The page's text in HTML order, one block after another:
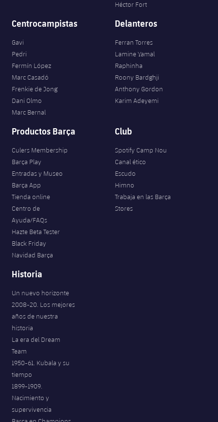
Héctor Fort
Centrocampistas
Gavi
Pedri
Fermín López
Marc Casadó
Frenkie de Jong
Dani Olmo
Marc Bernal
Delanteros
Ferran Torres
Lamine Yamal
Raphinha
Roony Bardghji
Anthony Gordon
Karim Adeyemi
Productos Barça
Culers Membership
Barça Play
Entradas y Museo
Barça App
Tienda online
Centro de
Ayuda/FAQs
Hazte Beta Tester
Black Friday
Navidad Barça
Club
Spotify Camp Nou
Canal ético
Escudo
Himno
Trabaja en las Barça
Stores
Historia
Un nuevo horizonte
2008-20. Los mejores
años de nuestra
historia
La era del Dream
Team
1950-61. Kubala y su
tiempo
1899-1909.
Nacimiento y
supervivencia